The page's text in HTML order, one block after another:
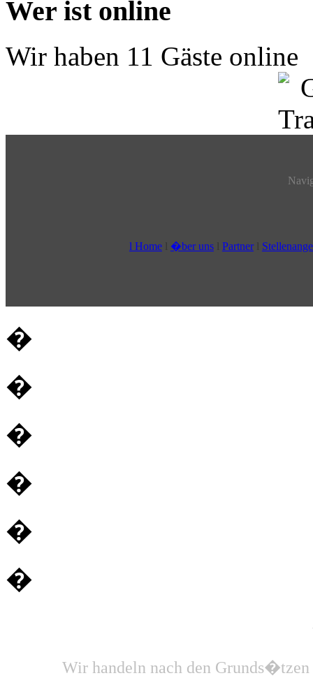
Wer ist online
Wir haben 11 Gäste online
l Homel �ber unsl Partnerl
�
�
�
�
�
�
Wir handeln nach den